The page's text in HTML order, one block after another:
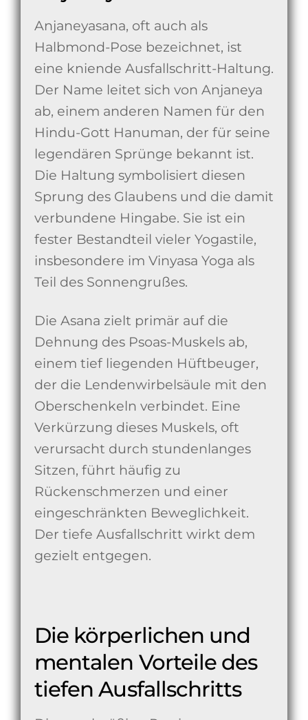
Anjaneyasana, oft auch als
Halbmond-Pose bezeichnet, ist
eine kniende Ausfallschritt-Haltung.
Der Name leitet sich von Anjaneya
ab, einem anderen Namen für den
Hindu-Gott Hanuman, der für seine
legendären Sprünge bekannt ist.
Die Haltung symbolisiert diesen
Sprung des Glaubens und die damit
verbundene Hingabe. Sie ist ein
fester Bestandteil vieler Yogastile,
insbesondere im Vinyasa Yoga als
Teil des Sonnengrußes.
Die Asana zielt primär auf die
Dehnung des Psoas-Muskels ab,
einem tief liegenden Hüftbeuger,
der die Lendenwirbelsäule mit den
Oberschenkeln verbindet. Eine
Verkürzung dieses Muskels, oft
verursacht durch stundenlanges
Sitzen, führt häufig zu
Rückenschmerzen und einer
eingeschränkten Beweglichkeit.
Der tiefe Ausfallschritt wirkt dem
gezielt entgegen.
Die körperlichen und
mentalen Vorteile des
tiefen Ausfallschritts